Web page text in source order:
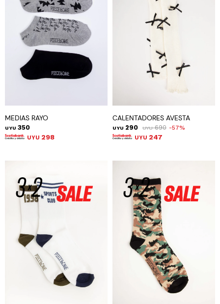
MEDIAS RAYO
UYU 350
UYU 298
CALENTADORES AVESTA
UYU 290 UYU 690 57
UYU 247